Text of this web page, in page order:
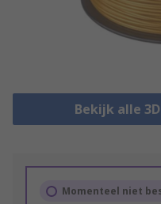
Bekijk alle
Momenteel niet